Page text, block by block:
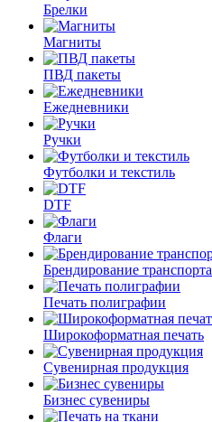
Брелки
Магниты
ПВД пакеты
Ежедневники
Ручки
Футболки и текстиль
DTF
Флаги
Брендирование транспорта
Печать полиграфии
Широкоформатная печать
Сувенирная продукция
Бизнес сувениры